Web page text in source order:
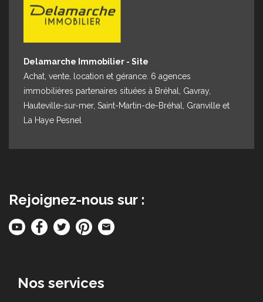
Delamarche Immobilier - Site
Achat, vente, location et gérance. 6 agences
immobilières partenaires situées à Bréhal, Gavray,
Hauteville-sur-mer, Saint-Martin-de-Bréhal, Granville et
La Haye Pesnel
Rejoignez-nous sur :
Nos services